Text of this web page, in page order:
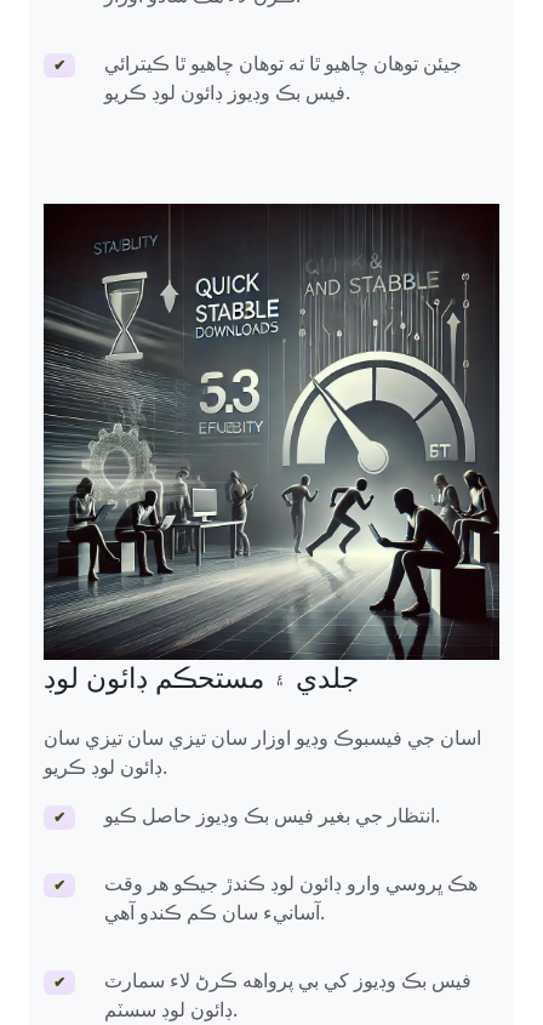
✔
جيئن توهان چاهيو ٿا ته توهان چاهيو ٿا ڪيترائي
فيس بڪ وڊيوز ڊائون لوڊ ڪريو.
جلدي ۽ مستحڪم ڊائون لوڊ
اسان جي فيسبوڪ وڊيو اوزار سان تيزي سان تيزي سان
ڊائون لوڊ ڪريو.
✔ انتظار جي بغير فيس بڪ وڊيوز حاصل ڪيو.
✔
هڪ ڀروسي وارو ڊائون لوڊ ڪندڙ جيڪو هر وقت
آسانيء سان ڪم ڪندو آهي.
✔
فيس بڪ وڊيوز کي بي پرواهه ڪرڻ لاء سمارٽ
ڊائون لوڊ سسٽم.